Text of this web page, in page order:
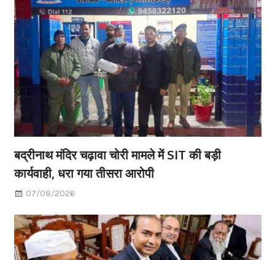
बद्रीनाथ मंदिर चढ़ावा चोरी मामले में SIT की बड़ी
कार्यवाही, धरा गया तीसरा आरोपी
07/08/2026